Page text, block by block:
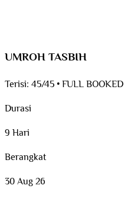
UMROH TASBIH
Terisi: 45/45•FULL BOOKED
Durasi
9 Hari
Berangkat
30 Aug 26